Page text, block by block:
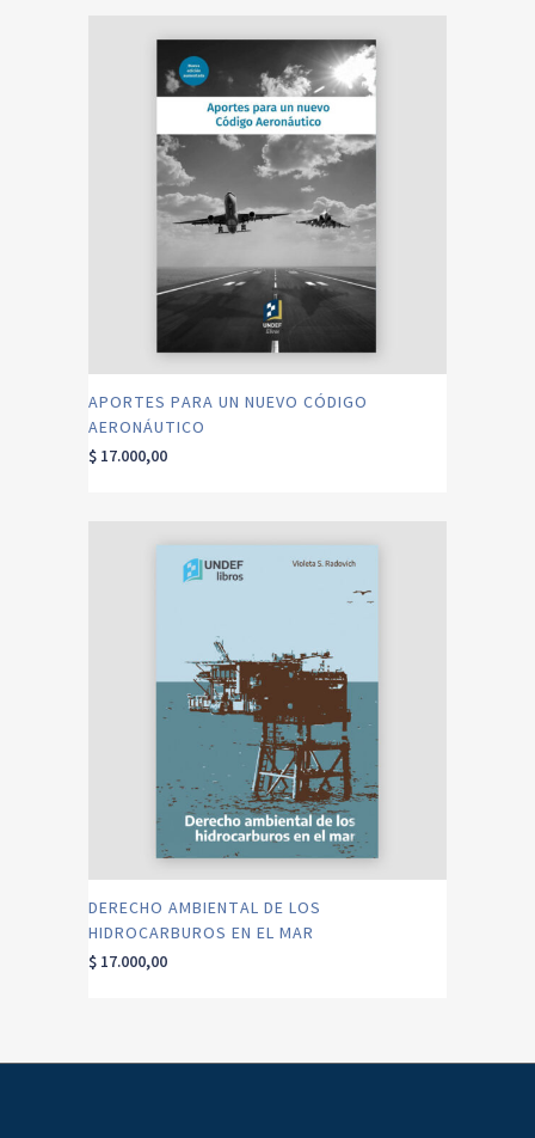
APORTES PARA UN NUEVO CÓDIGO
AERONÁUTICO
$ 17.000,00
DERECHO AMBIENTAL DE LOS
HIDROCARBUROS EN EL MAR
$ 17.000,00